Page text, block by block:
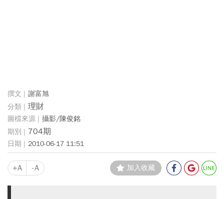
謝富旭
理財
攝影/陳俊銘
704期
2010-06-17 11:51
+A -A 加入收藏